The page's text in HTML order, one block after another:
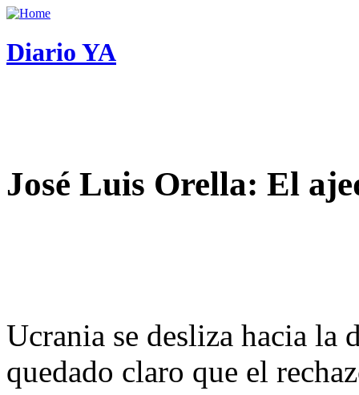
Diario YA
José Luis Orella: El
Ucrania se desliza hacia
quedado claro que el